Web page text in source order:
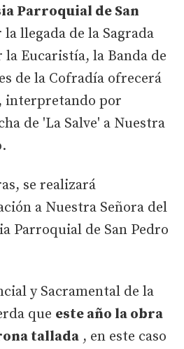
Parroquial de San
la llegada de la Sagrada
Eucaristía, la Banda de
de la Cofradía ofrecerá
interpretando por
de 'La Salve' a Nuestra
se realizará
a Nuestra Señora del
Parroquial de San Pedro
y Sacramental de la
que este año la obra
tallada , en este caso